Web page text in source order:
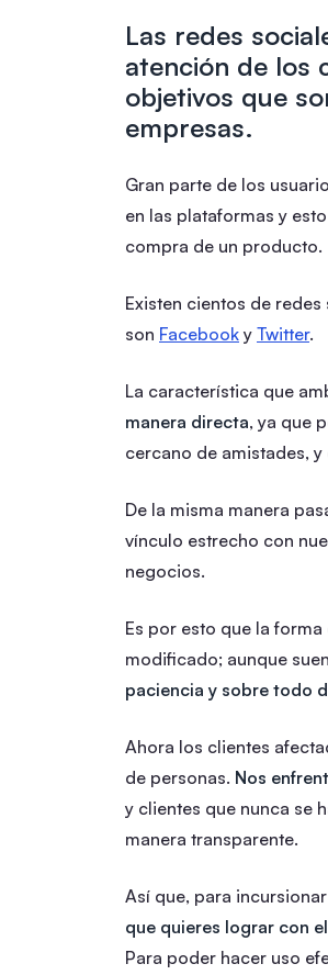
Las redes
atención de los
objetivos que
empresas.
Gran parte de los
en las plataformas y
compra de un producto.
Existen cientos de
son Facebook y Twitter.
La característica que
manera directa, ya que
cercano de amistades,
De la misma manera
vínculo estrecho con
negocios.
Es por esto que la
modificado; aunque
paciencia y sobre todo
Ahora los clientes
de personas. Nos
y clientes que nunca se
manera transparente.
Así que, para
que quieres lograr con
Para poder hacer uso